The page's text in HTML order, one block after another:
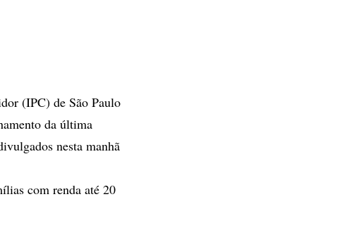
(IPC) de São Paulo
da última
nesta manhã
com renda até 20